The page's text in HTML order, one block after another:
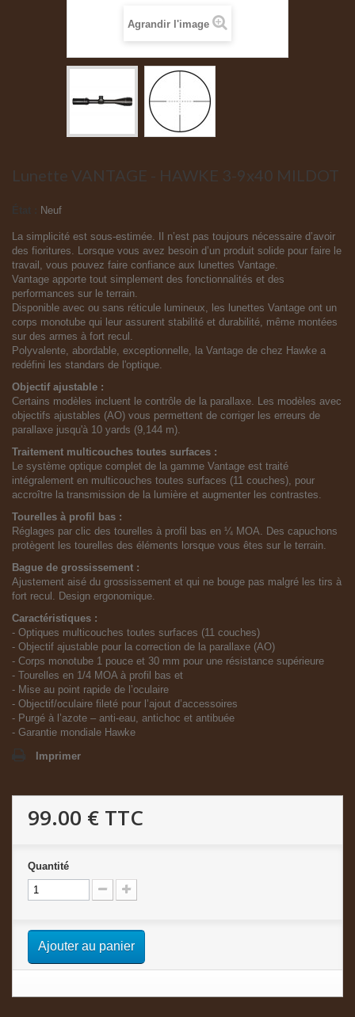
Agrandir l'image
Lunette VANTAGE - HAWKE 3-9x40 MILDOT
Neuf
La simplicité est sous-estimée. Il n’est pas toujours nécessaire d’avoir
des fioritures. Lorsque vous avez besoin d’un produit solide pour faire le
travail, vous pouvez faire confiance aux lunettes Vantage.
Vantage apporte tout simplement des fonctionnalités et des
performances sur le terrain.
Disponible avec ou sans réticule lumineux, les lunettes Vantage ont un
corps monotube qui leur assurent stabilité et durabilité, même montées
sur des armes à fort recul.
Polyvalente, abordable, exceptionnelle, la Vantage de chez Hawke a
redéfini les standars de l'optique.
Objectif ajustable :
Certains modèles incluent le contrôle de la parallaxe. Les modèles avec
objectifs ajustables (AO) vous permettent de corriger les erreurs de
parallaxe jusqu'à 10 yards (9,144 m).
Traitement multicouches toutes surfaces :
Le système optique complet de la gamme Vantage est traité
intégralement en multicouches toutes surfaces (11 couches), pour
accroître la transmission de la lumière et augmenter les contrastes.
Tourelles à profil bas :
Réglages par clic des tourelles à profil bas en ¼ MOA. Des capuchons
protègent les tourelles des éléments lorsque vous êtes sur le terrain.
Bague de grossissement :
Ajustement aisé du grossissement et qui ne bouge pas malgré les tirs à
fort recul. Design ergonomique.
Caractéristiques :
- Optiques multicouches toutes surfaces (11 couches)
- Objectif ajustable pour la correction de la parallaxe (AO)
- Corps monotube 1 pouce et 30 mm pour une résistance supérieure
- Tourelles en 1/4 MOA à profil bas et
- Mise au point rapide de l’oculaire
- Objectif/oculaire fileté pour l’ajout d’accessoires
- Purgé à l’azote – anti-eau, antichoc et antibuée
- Garantie mondiale Hawke
Imprimer
99.00 € TTC
Quantité
Ajouter au panier